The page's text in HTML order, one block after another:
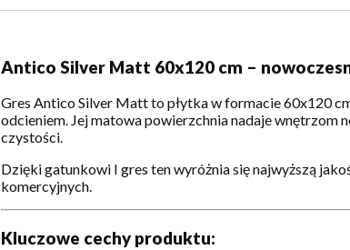
Antico Silver Matt 60x120 cm –
Gres Antico Silver Matt to płytka w formacie 60x120
odcieniem. Jej matowa powierzchnia nadaje wnętrzom
czystości.
Dzięki gatunkowi I gres ten wyróżnia się najwyższą
komercyjnych.
Kluczowe cechy produktu: